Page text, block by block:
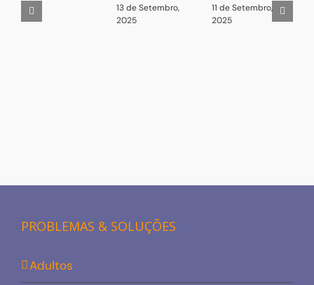
13 de Setembro,
2025
11 de Setembro,
2025
PROBLEMAS & SOLUÇÕES
Adultos